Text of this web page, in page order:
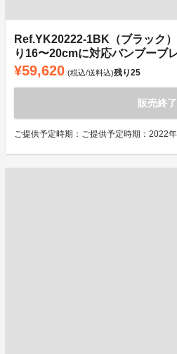
Ref.YK20222-1BK（ブラック
り16〜20cmに対応バンブーブ
¥59,620 (税込/送料込)残り25
販売終了
ご提供予定時期：ご提供予定時期：2022